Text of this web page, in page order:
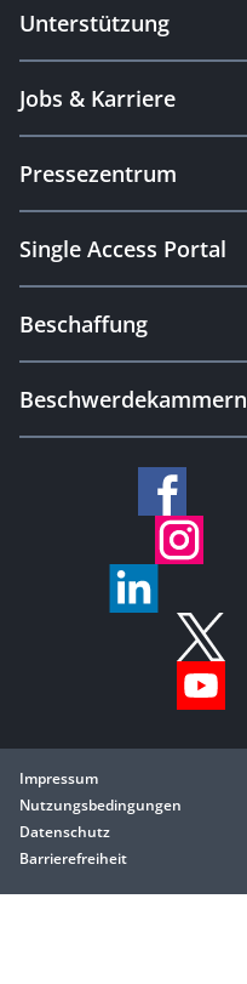
Unterstützung
Jobs & Karriere
Pressezentrum
Single Access Portal
Beschaffung
Beschwerdekammern
Impressum
Nutzungsbedingungen
Datenschutz
Barrierefreiheit